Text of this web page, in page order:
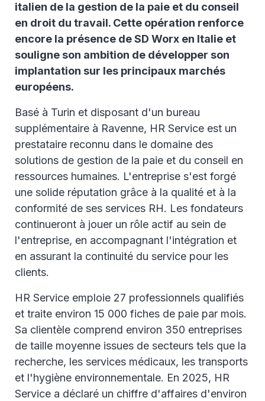
italien de la gestion de la paie et du conseil
en droit du travail. Cette opération renforce
encore la présence de SD Worx en Italie et
souligne son ambition de développer son
implantation sur les principaux marchés
européens.
Basé à Turin et disposant d'un bureau
supplémentaire à Ravenne, HR Service est un
prestataire reconnu dans le domaine des
solutions de gestion de la paie et du conseil en
ressources humaines. L'entreprise s'est forgé
une solide réputation grâce à la qualité et à la
conformité de ses services RH. Les fondateurs
continueront à jouer un rôle actif au sein de
l'entreprise, en accompagnant l'intégration et
en assurant la continuité du service pour les
clients.
HR Service emploie 27 professionnels qualifiés
et traite environ 15 000 fiches de paie par mois.
Sa clientèle comprend environ 350 entreprises
de taille moyenne issues de secteurs tels que la
recherche, les services médicaux, les transports
et l'hygiène environnementale. En 2025, HR
Service a déclaré un chiffre d'affaires d'environ